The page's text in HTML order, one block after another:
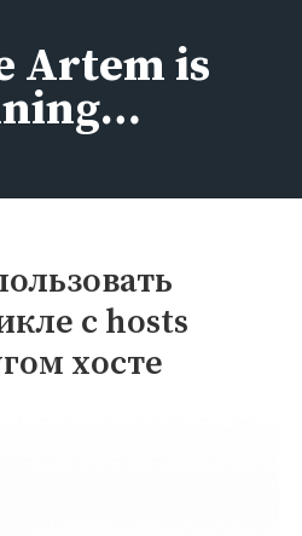
Artem is
с hosts
хосте